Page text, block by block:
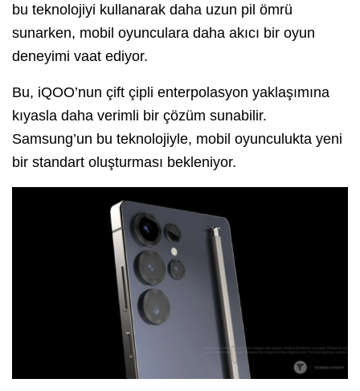
bu teknolojiyi kullanarak daha uzun pil ömrü
sunarken, mobil oyunculara daha akıcı bir oyun
deneyimi vaat ediyor.
Bu, iQOO’nun çift çipli enterpolasyon yaklaşımına
kıyasla daha verimli bir çözüm sunabilir.
Samsung’un bu teknolojiyle, mobil oyunculukta yeni
bir standart oluşturması bekleniyor.